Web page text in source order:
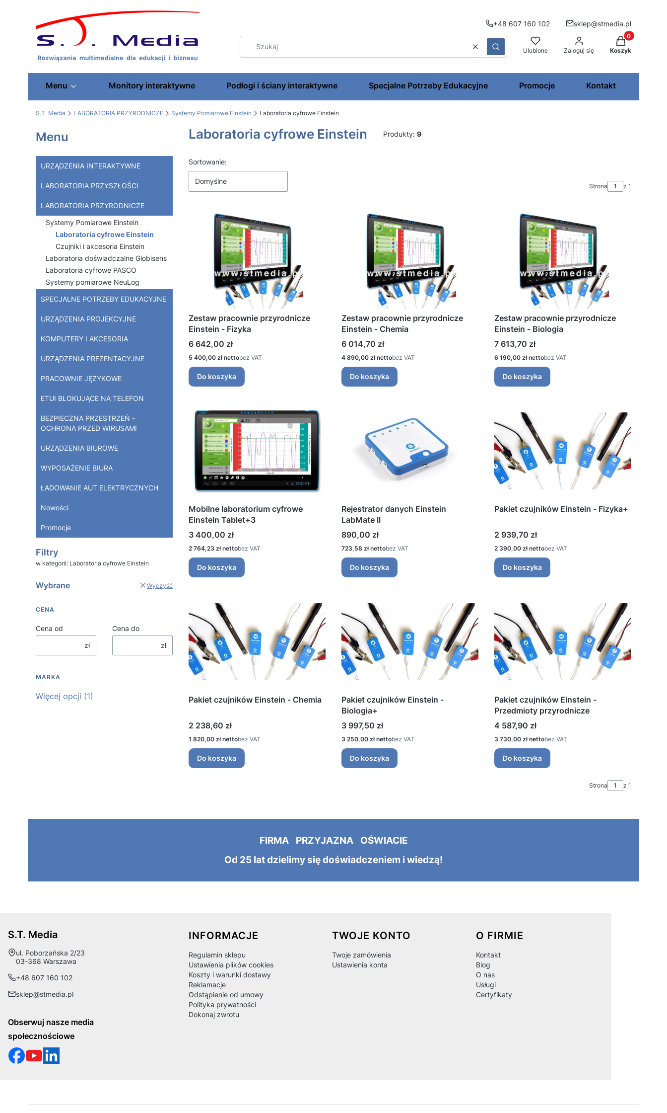
+48 607 160 102 sklep@stmedia.pl
WyczyśćSzukaj Ulubione Zaloguj się
Produkty w
Koszyk
Menu Monitory interaktywne Podłogi i ściany interaktywne Specjalne Potrzeby Edukacyjne Promocje Kontakt
S.T. Media LABORATORIA PRZYRODNICZE Systemy Pomiarowe Einstein Laboratoria cyfrowe Einstein
Menu
URZĄDZENIA INTERAKTYWNE
LABORATORIA PRZYSZŁOŚCI
LABORATORIA PRZYRODNICZE
Systemy Pomiarowe Einstein
Laboratoria cyfrowe Einstein
Czujniki i akcesoria Einstein
Laboratoria doświadczalne Globisens
Laboratoria cyfrowe PASCO
Systemy pomiarowe NeuLog
SPECJALNE POTRZEBY EDUKACYJNE
URZĄDZENIA PROJEKCYJNE
KOMPUTERY I AKCESORIA
URZĄDZENIA PREZENTACYJNE
PRACOWNIE JĘZYKOWE
ETUI BLOKUJĄCE NA TELEFON
BEZPIECZNA PRZESTRZEŃ -
OCHRONA PRZED WIRUSAMI
URZĄDZENIA BIUROWE
WYPOSAŻENIE BIURA
ŁADOWANIE AUT ELEKTRYCZNYCH
Nowości
Promocje
Filtry
w kategorii: Laboratoria cyfrowe Einstein
Wybrane Wyczyść
CENA
Cena od
zł
Cena do
zł
MARKA
Marka
Więcej opcji (1)
Laboratoria cyfrowe Einstein Produkty: 9
Lista produktów
Sortowanie:
Domyślne
Strona z 1
Zestaw pracownie przyrodnicze
Einstein - Fizyka
Cena
6 642,00 zł
Cena
5 400,00 zł bez VAT
Do koszyka
Zestaw pracownie przyrodnicze
Einstein - Chemia
Cena
6 014,70 zł
Cena
4 890,00 zł bez VAT
Do koszyka
Zestaw pracownie przyrodnicze
Einstein - Biologia
Cena
7 613,70 zł
Cena
6 190,00 zł bez VAT
Do koszyka
Mobilne laboratorium cyfrowe
Einstein Tablet+3
Cena
3 400,00 zł
Cena
2 764,23 zł bez VAT
Do koszyka
Rejestrator danych Einstein
LabMate II
Cena
890,00 zł
Cena
723,58 zł bez VAT
Do koszyka
Pakiet czujników Einstein - Fizyka+
Cena
2 939,70 zł
Cena
2 390,00 zł bez VAT
Do koszyka
Pakiet czujników Einstein - Chemia
Cena
2 238,60 zł
Cena
1 820,00 zł bez VAT
Do koszyka
Pakiet czujników Einstein -
Biologia+
Cena
3 997,50 zł
Cena
3 250,00 zł bez VAT
Do koszyka
Pakiet czujników Einstein -
Przedmioty przyrodnicze
Cena
4 587,90 zł
Cena
3 730,00 zł bez VAT
Do koszyka
Strona z 1
FIRMA PRZYJAZNA OŚWIACIE
Od 25 lat dzielimy się doświadczeniem i wiedzą!
S.T. Media
Adres:
ul. Poborzańska 2/23
03-368 Warszawa
+48 607 160 102
sklep@stmedia.pl
Obserwuj nasze media
społecznościowe
Linki w stopce
INFORMACJE
Regulamin sklepu
Ustawienia plików cookies
Koszty i warunki dostawy
Reklamacje
Odstąpienie od umowy
Polityka prywatności
Dokonaj zwrotu
TWOJE KONTO
Twoje zamówienia
Ustawienia konta
O FIRMIE
Kontakt
Blog
O nas
Usługi
Certyfikaty